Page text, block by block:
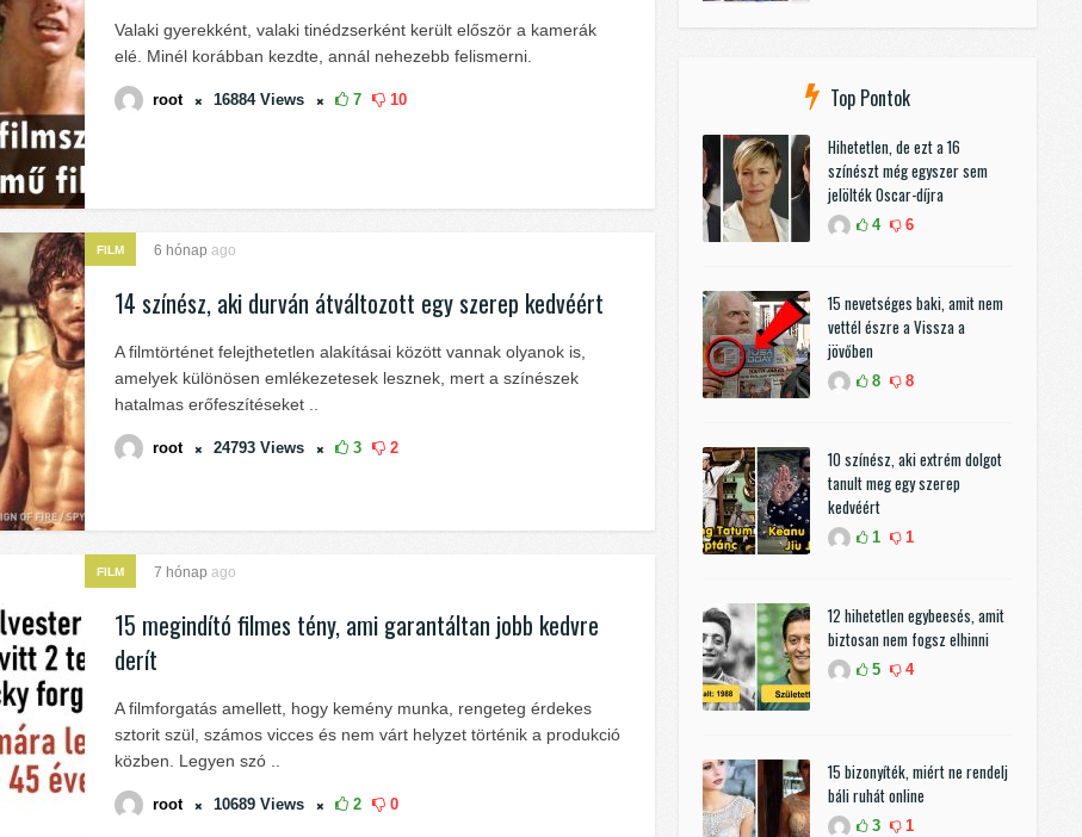
Valaki gyerekként, valaki tinédzserként került először a kamerák
elé. Minél korábban kezdte, annál nehezebb felismerni.
root 16884 Views 7 10
FILM 6 hónap ago
14 színész, aki durván átváltozott egy szerep kedvéért
A filmtörténet felejthetetlen alakításai között vannak olyanok is,
amelyek különösen emlékezetesek lesznek, mert a színészek
hatalmas erőfeszítéseket ..
root 24793 Views 3 2
FILM 7 hónap ago
15 megindító filmes tény, ami garantáltan jobb kedvre
derít
A filmforgatás amellett, hogy kemény munka, rengeteg érdekes
sztorit szül, számos vicces és nem várt helyzet történik a produkció
közben. Legyen szó ..
root 10689 Views 2 0
Top Pontok
Hihetetlen, de ezt a 16
színészt még egyszer sem
jelölték Oscar-díjra
4 6
15 nevetséges baki, amit nem
vettél észre a Vissza a
jövőben
8 8
10 színész, aki extrém dolgot
tanult meg egy szerep
kedvéért
1 1
12 hihetetlen egybeesés, amit
biztosan nem fogsz elhinni
5 4
15 bizonyíték, miért ne rendelj
báli ruhát online
3 1